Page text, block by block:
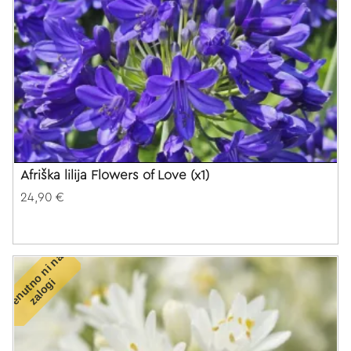
Afriška lilija Flowers of Love (x1)
24,90 €
T
r
e
n
u
t
n
o
n
i
n
a
z
a
l
o
g
i